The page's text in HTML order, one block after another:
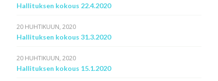
Hallituksen kokous 22.4.2020
20 HUHTIKUUN, 2020
Hallituksen kokous 31.3.2020
20 HUHTIKUUN, 2020
Hallituksen kokous 15.1.2020